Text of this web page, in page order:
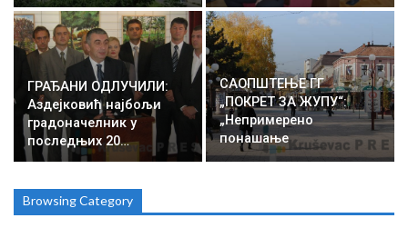
ГРАЂАНИ ОДЛУЧИЛИ:
Аздејковић најбољи
градоначелник у
последњих 20…
САОПШТЕЊЕ ГГ
„ПОКРЕТ ЗА ЖУПУ“:
„Непримерено
понашање
председника…
Browsing Category